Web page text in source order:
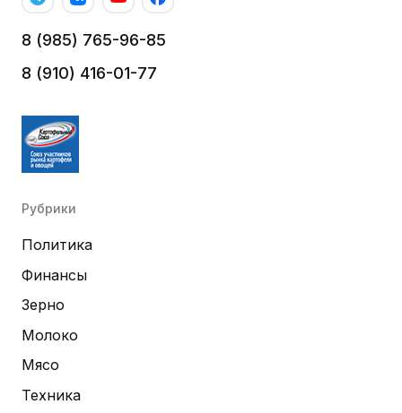
8 (985) 765-96-85
8 (910) 416-01-77
Рубрики
Политика
Финансы
Зерно
Молоко
Мясо
Техника